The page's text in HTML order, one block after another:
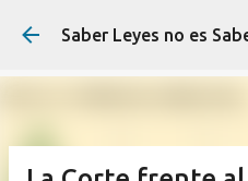
Ir al
Saber Leyes no es